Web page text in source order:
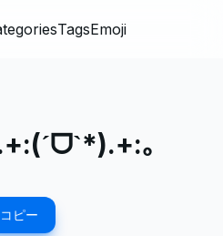
TagsEmoji
｡
コピー